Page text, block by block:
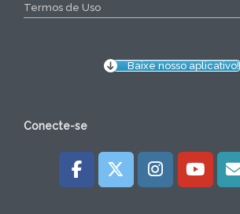
Termos de Uso
Baixe nosso aplicativo!
Conecte-se